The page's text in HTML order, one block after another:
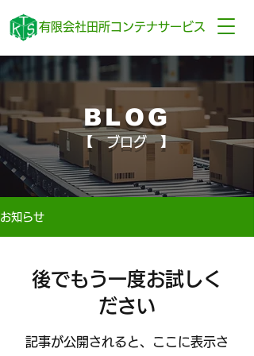
有限会社田所コンテナサービス
​BLOG
【 ブログ 】
お知らせ
後でもう一度お試しく
ださい
記事が公開されると、ここに表示さ